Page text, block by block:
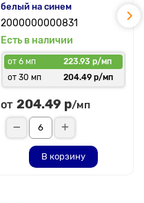
белый на синем
2000000000831
Есть в наличии
от 6 мп
223.93 р/мп
от 30 мп
204.49 р/мп
от 204.49 р/мп
В корзину